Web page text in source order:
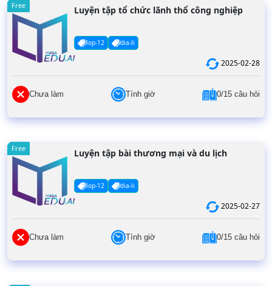
Free Luyện tập tổ chức lãnh thổ công nghiệp
lop-12 dia-li
2025-02-28
Chưa làm Tính giờ 0/15 câu hỏi
Free Luyện tập bài thương mại và du lịch
lop-12 dia-li
2025-02-27
Chưa làm Tính giờ 0/15 câu hỏi